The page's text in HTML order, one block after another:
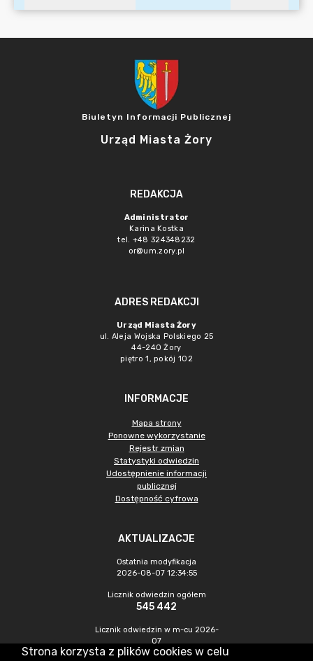
Biuletyn Informacji Publicznej
Urząd Miasta Żory
REDAKCJA
Administrator
Karina Kostka
tel. +48 324348232
or@um.zory.pl
ADRES REDAKCJI
Urząd Miasta Żory
ul. Aleja Wojska Polskiego 25
44-240 Żory
piętro 1, pokój 102
INFORMACJE
Mapa strony
Ponowne wykorzystanie
Rejestr zmian
Statystyki odwiedzin
Udostępnienie informacji
publicznej
Dostępność cyfrowa
AKTUALIZACJE
Ostatnia modyfikacja
2026-08-07 12:34:55
Licznik odwiedzin ogółem
545 442
Licznik odwiedzin w m-cu 2026-
07
1 458
Strona korzysta z plików cookies w celu